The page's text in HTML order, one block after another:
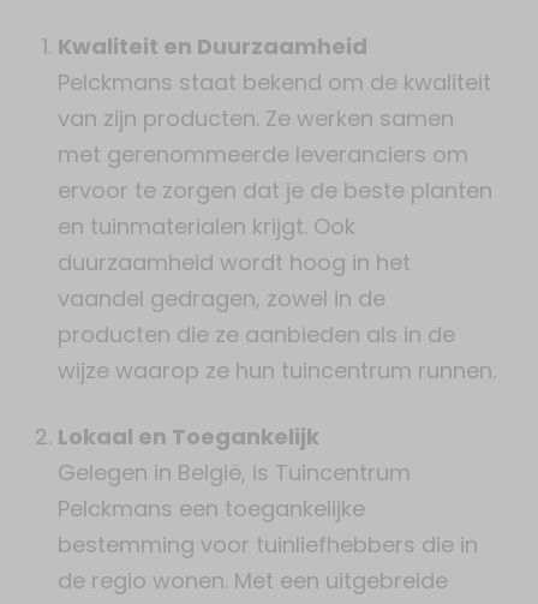
Kwaliteit en Duurzaamheid
Pelckmans staat bekend om de kwaliteit
van zijn producten. Ze werken samen
met gerenommeerde leveranciers om
ervoor te zorgen dat je de beste planten
en tuinmaterialen krijgt. Ook
duurzaamheid wordt hoog in het
vaandel gedragen, zowel in de
producten die ze aanbieden als in de
wijze waarop ze hun tuincentrum runnen.
Lokaal en Toegankelijk
Gelegen in België, is Tuincentrum
Pelckmans een toegankelijke
bestemming voor tuinliefhebbers die in
de regio wonen. Met een uitgebreide